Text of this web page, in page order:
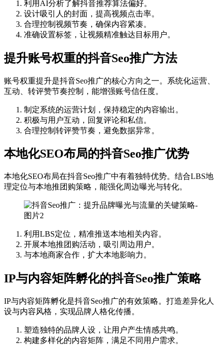
利用AI分析了解抖音推荐算法偏好。
设计吸引人的封面，提高视频点击率。
合理控制视频节奏，确保内容紧凑。
准确设置标签，让视频精准触达目标用户。
提升账号权重的抖音Seo推广方法
账号权重提升是抖音Seo推广的核心方向之一。系统化运营、
互动、转评赞节奏控制，能增强账号信任度。
制定系统的运营计划，保持稳定的内容输出。
积极与用户互动，回复评论和私信。
合理控制转评赞节奏，避免数据异常。
本地化SEO布局的抖音Seo推广优势
本地化SEO布局在抖音Seo推广中有着独特优势。结合LBS地
理定位与本地推团购策略，能强化周边曝光与转化。
利用LBS定位，精准推送本地相关内容。
开展本地推团购活动，吸引周边用户。
与本地商家合作，扩大本地影响力。
IP与内容矩阵孵化的抖音Seo推广策略
IP与内容矩阵孵化是抖音Seo推广的有效策略。打造差异化人
设与内容风格，实现品牌人格化传播。
塑造独特的品牌人设，让用户产生情感共鸣。
构建多样化的内容矩阵，满足不同用户需求。